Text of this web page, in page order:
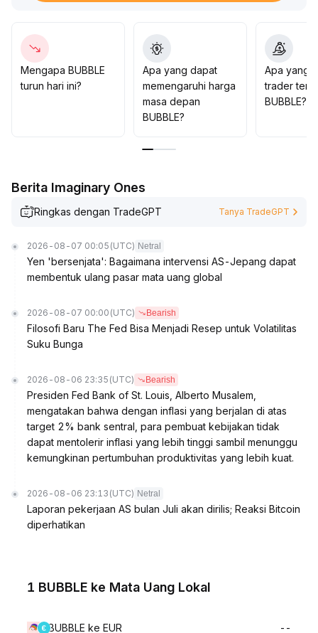
untuk disiplin dalam pengelolaan posisi dan waspada
terhadap slippage
Selain itu, perhatikan upaya pihak pengembang dalam
meningkatkan kepatuhan dan transparansi.
Manfaatkan peluang persaingan dana sementara
dengan tetap mengendalikan risiko kepatuhan dan
Mengapa BUBBLE
turun hari ini?
Apa yang dapat
memengaruhi harga
masa depan
BUBBLE?
Apa yang
trader
BUBBLE?
Berita Imaginary Ones
Ringkas dengan TradeGPT Tanya TradeGPT
2026-08-07 00:05 (UTC) Netral
Yen 'bersenjata': Bagaimana intervensi AS-Jepang dapat
membentuk ulang pasar mata uang global
2026-08-07 00:00 (UTC) Bearish
Filosofi Baru The Fed Bisa Menjadi Resep untuk Volatilitas
Suku Bunga
2026-08-06 23:35 (UTC) Bearish
Presiden Fed Bank of St. Louis, Alberto Musalem,
mengatakan bahwa dengan inflasi yang berjalan di atas
target 2% bank sentral, para pembuat kebijakan tidak
dapat mentolerir inflasi yang lebih tinggi sambil menunggu
kemungkinan pertumbuhan produktivitas yang lebih kuat.
2026-08-06 23:13 (UTC) Netral
Laporan pekerjaan AS bulan Juli akan dirilis; Reaksi Bitcoin
diperhatikan
1 BUBBLE ke Mata Uang Lokal
BUBBLE ke EUR --